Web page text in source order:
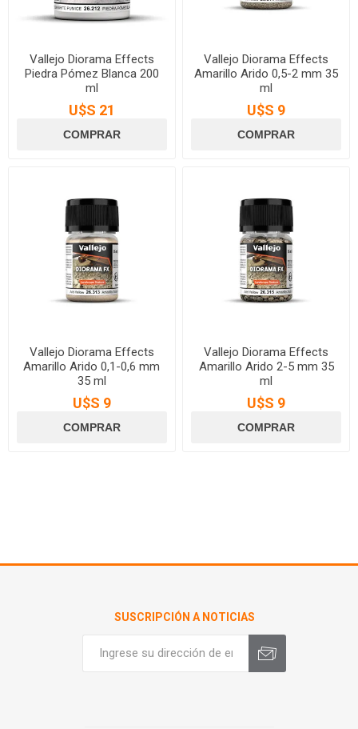
Vallejo Diorama Effects
Piedra Pómez Blanca 200
ml
U$S 21
Vallejo Diorama Effects
Amarillo Arido 0,5-2 mm 35
ml
U$S 9
Vallejo Diorama Effects
Amarillo Arido 0,1-0,6 mm
35 ml
U$S 9
Vallejo Diorama Effects
Amarillo Arido 2-5 mm 35
ml
U$S 9
SUSCRIPCIÓN A NOTICIAS